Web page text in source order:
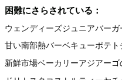
困難にさらされている：
ウェンディーズジュニアバーガ
甘い南部熱バーベキューポテ
新鮮市場ベーカリーアジアー